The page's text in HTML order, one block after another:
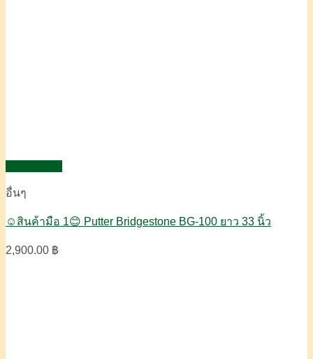
อื่นๆ
☺️สินค้ามือ 1😊 Putter Bridgestone BG-100 ยาว 33 นิ้ว
2,900.00 ฿